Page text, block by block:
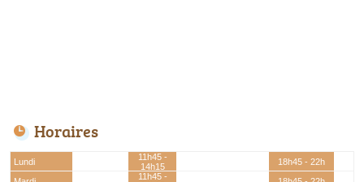
Horaires
Lundi
11h45 -
14h15
18h45 - 22h
11h45 -